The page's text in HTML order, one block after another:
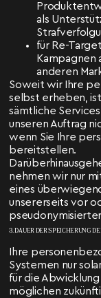
als
für Re-
Kampagnen
anderen
Soweit wir Ihre
selbst erheben,
sämtliche
unseren Auftrag
wenn Sie Ihre
bereitstellen.
nehmen wir nur
eines
unsererseits vor
3. DAUER DER SPEICHERUNG
Ihre
Systemen nur
für die
möglichen